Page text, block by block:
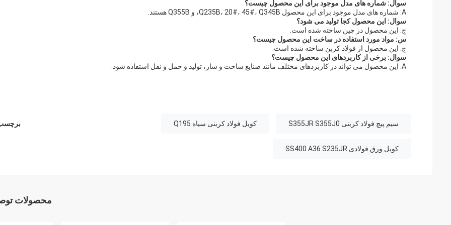
سوال: شماره های مدل موجود برای این محصول چیست؟
A: شماره های مدل موجود برای این محصول Q235B، 20#، 45#، Q345B، و Q355B هستند.
سوال: این محصول کجا تولید می شود؟
ج: این محصول در چین ساخته شده است.
س: مواد مورد استفاده در ساخت این محصول چیست؟
ج: این محصول از فولاد کربن ساخته شده است.
سوال: برخی از کاربردهای این محصول چیست؟
A: این محصول می تواند در کاربردهای مختلف مانند صنایع ساخت و ساز، تولید و حمل و نقل استفاده شود.
سیم پیچ فولاد کربنی S355JR S355J0 کویل فولاد کربنی سیاه Q195
کویل ورق فولادی SS400 A36 S235JR
محصولات